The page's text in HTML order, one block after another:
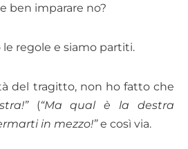
ben imparare no?
regole e siamo partiti.
del tragitto, non ho fatto che
(“Ma qual è la destra
in mezzo!”e così via.